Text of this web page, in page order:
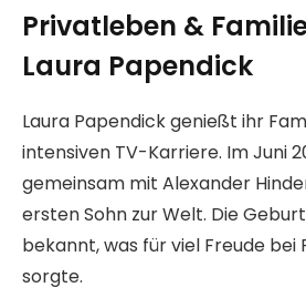
Privatleben &
Laura Papendick
Laura Papendick genießt ihr
intensiven TV-Karriere. Im Juni
gemeinsam mit Alexander
ersten Sohn zur Welt. Die
bekannt, was für viel Freude bei
sorgte.